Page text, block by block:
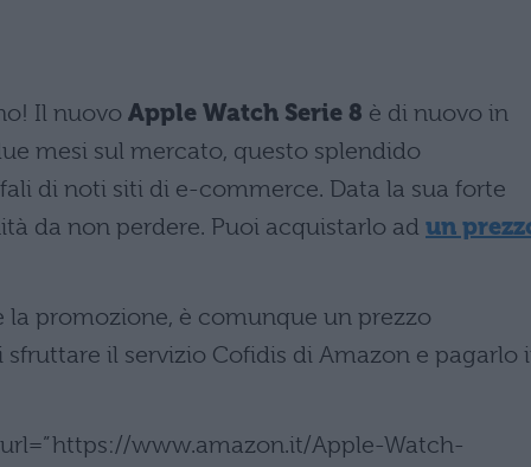
Il nuovo Apple Watch Serie 8 è di nuovo in
mesi sul mercato, questo splendido
di noti siti di e-commerce. Data la sua forte
da non perdere. Puoi acquistarlo ad un
la promozione, è comunque un prezzo
il servizio Cofidis di Amazon e pagarlo
www.amazon.it/Apple-Watch-